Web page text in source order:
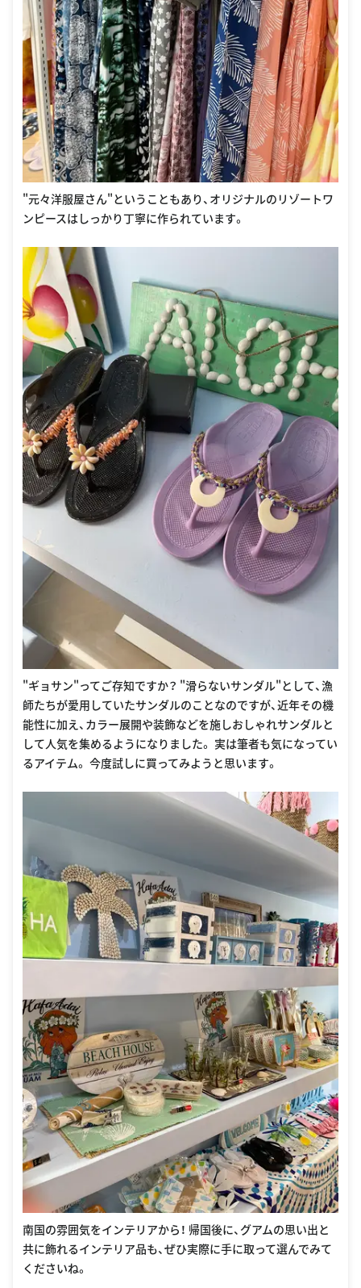
"元々洋服屋さん"ということもあり、オリジナルのリゾートワ
ンピースはしっかり丁寧に作られています。
"ギョサン"ってご存知ですか？ "滑らないサンダル"として、漁
師たちが愛用していたサンダルのことなのですが、近年その機
能性に加え、カラー展開や装飾などを施しおしゃれサンダルと
して人気を集めるようになりました。 実は筆者も気になってい
るアイテム。 今度試しに買ってみようと思います。
南国の雰囲気をインテリアから！ 帰国後に、グアムの思い出と
共に飾れるインテリア品も、ぜひ実際に手に取って選んでみて
くださいね。